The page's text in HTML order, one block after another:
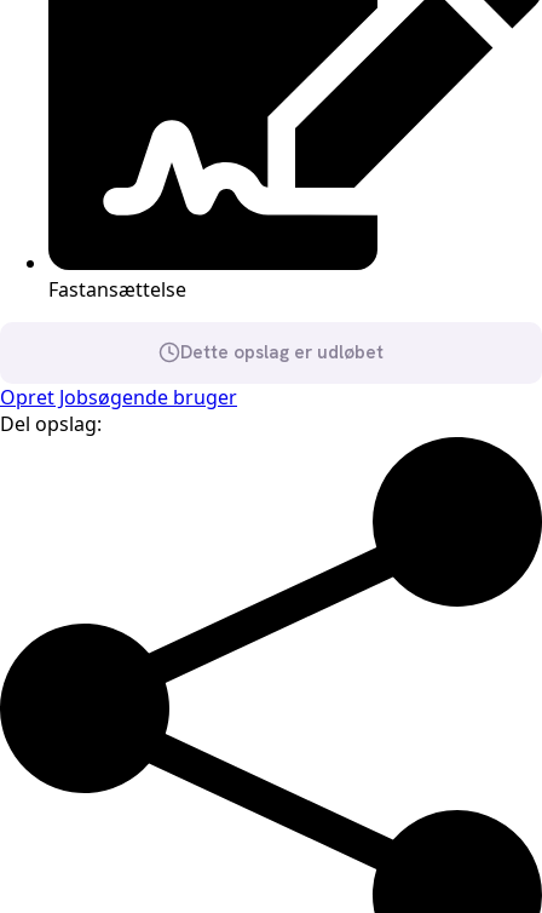
Fastansættelse
Dette opslag er udløbet
Opret Jobsøgende bruger
Del opslag: